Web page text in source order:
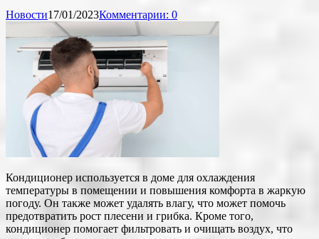
Новости17/01/2023Комментарии: 0
Кондиционер используется в доме для охлаждения
температуры в помещении и повышения комфорта в жаркую
погоду. Он также может удалять влагу, что может помочь
предотвратить рост плесени и грибка. Кроме того,
кондиционер помогает фильтровать и очищать воздух, что